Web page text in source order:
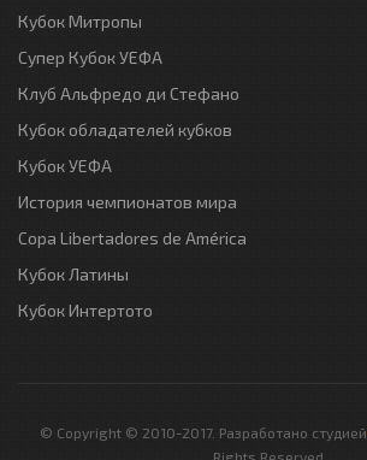
Кубок Митропы
Супер Кубок УЕФА
Клуб Альфредо ди Стефано
Кубок обладателей кубков
Кубок УЕФА
История чемпионатов мира
Copa Libertadores de América
Кубок Латины
Кубок Интертото
© Copyright © 2010-2017. Разработано студией
Rights Reserved.